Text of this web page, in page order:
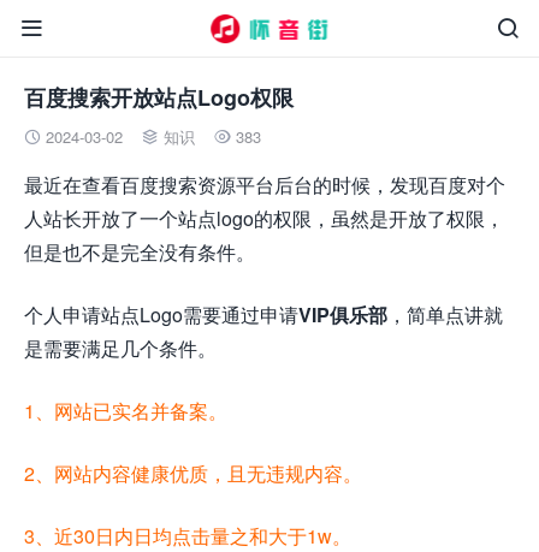


百度搜索开放站点Logo权限
 2024-03-02  知识  383
最近在查看百度搜索资源平台后台的时候，发现百度对个
人站长开放了一个站点logo的权限，虽然是开放了权限，
但是也不是完全没有条件。
个人申请站点Logo需要通过申请VIP俱乐部 ，简单点讲就
是需要满足几个条件。
1、网站已实名并备案。
2、网站内容健康优质，且无违规内容。
3、近30日内日均点击量之和大于1w。